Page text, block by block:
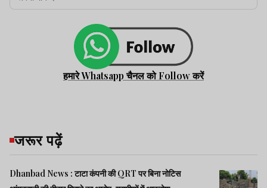
हमारे Whatsapp चैनल को Follow करें
जरूर पढ़ें
Dhanbad News : टाटा कंपनी की QRT पर बिना नोटिस